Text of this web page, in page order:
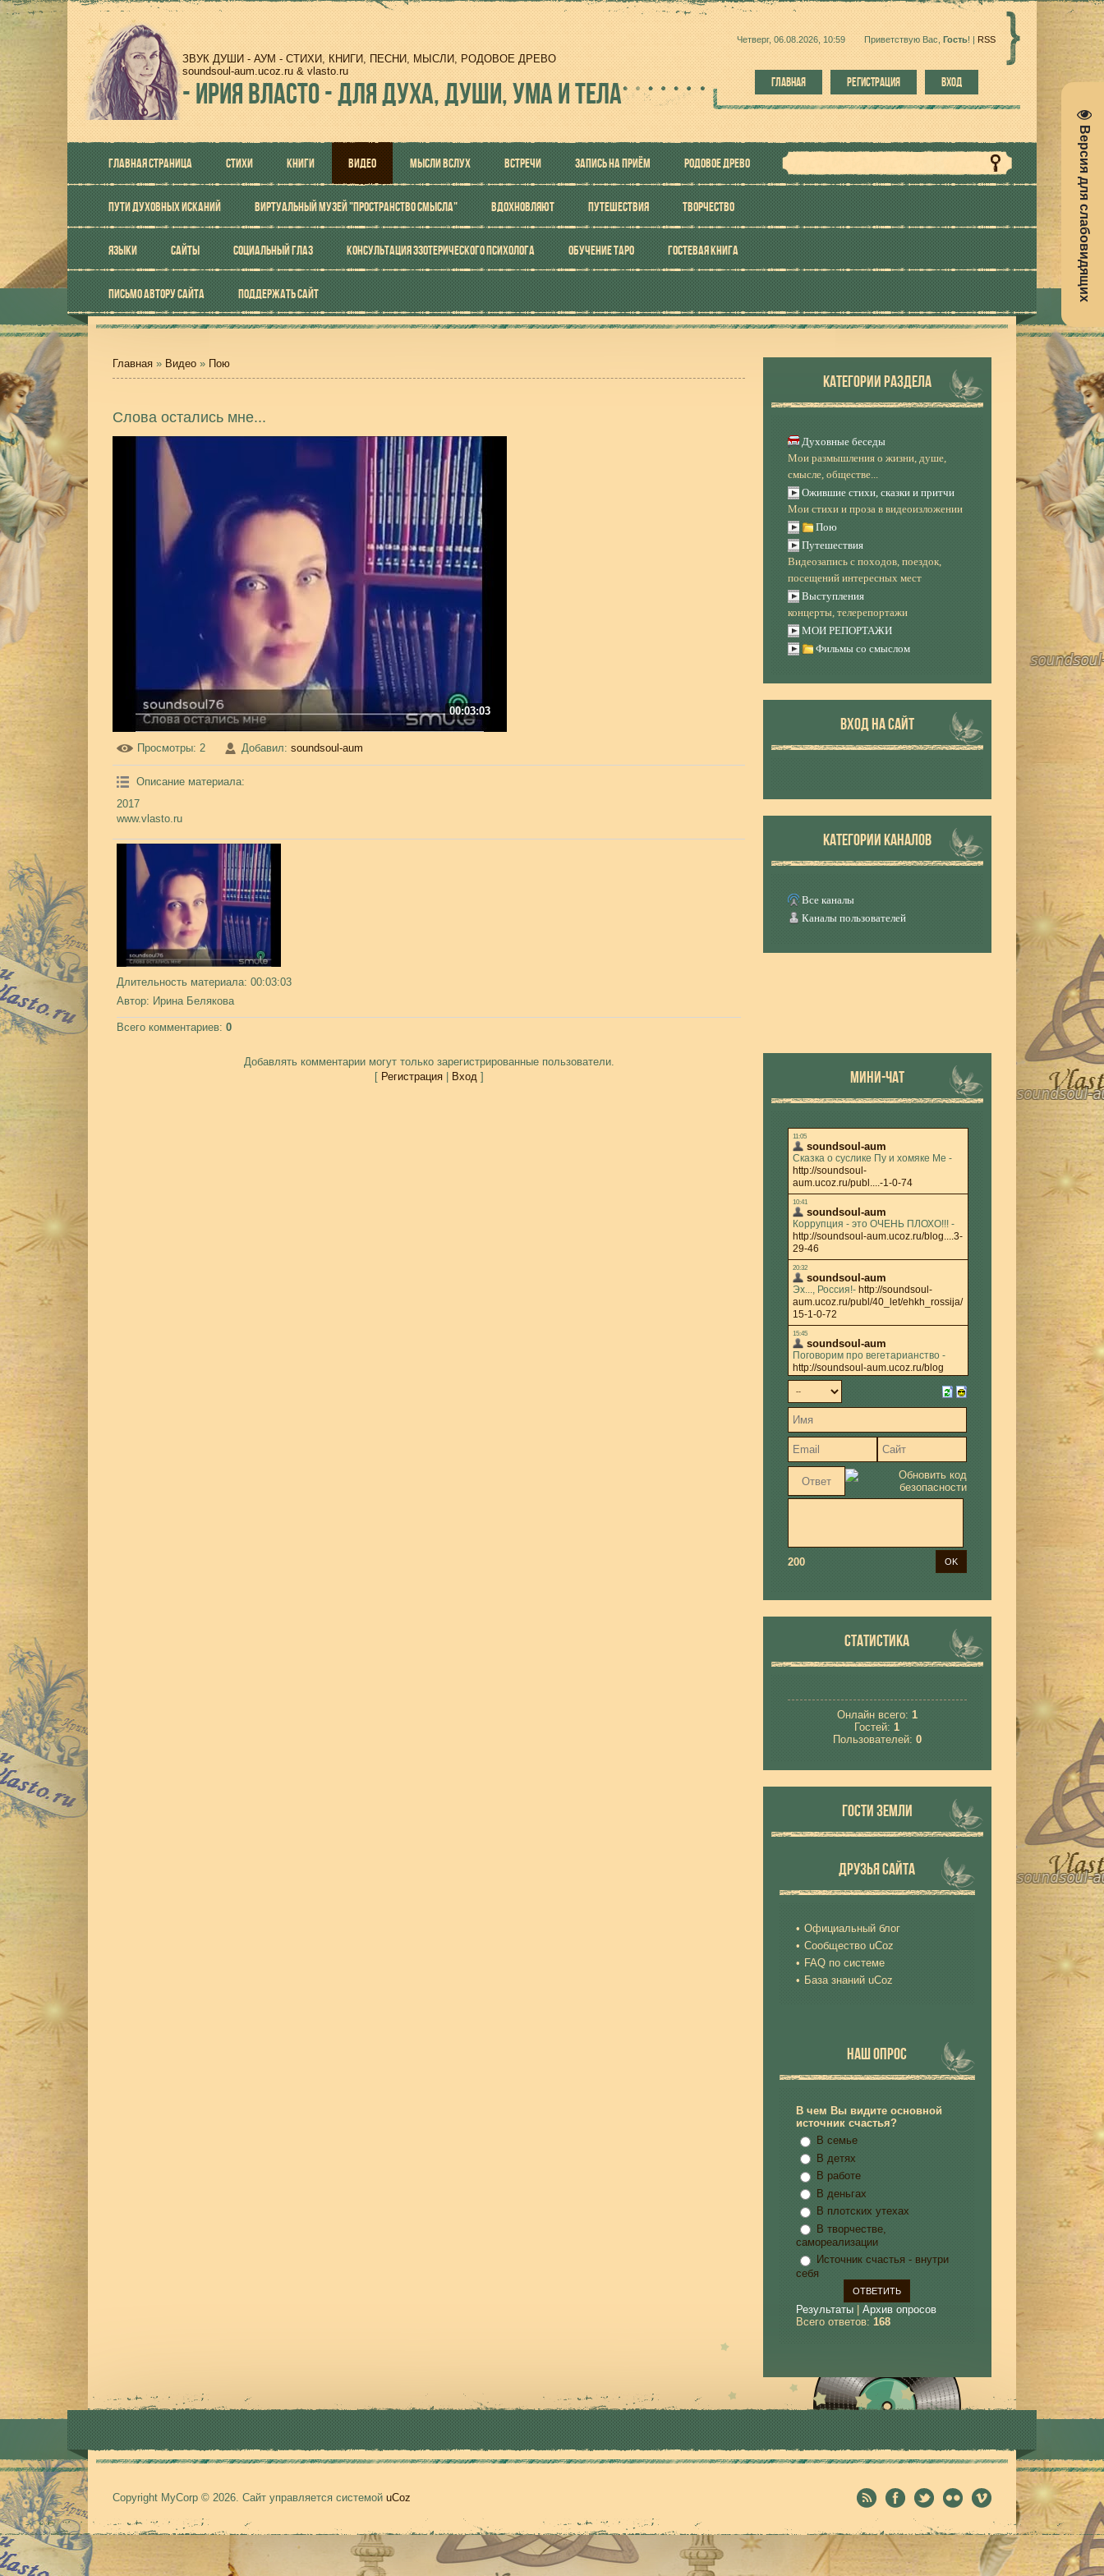
Версия для слабовидящих
ЗВУК ДУШИ - АУМ - СТИХИ, КНИГИ, ПЕСНИ, МЫСЛИ, РОДОВОЕ ДРЕВО
soundsoul-aum.ucoz.ru & vlasto.ru
-ИРИЯ ВЛАСТО - ДЛЯ ДУХА, ДУШИ, УМА И ТЕЛА
Четверг, 06.08.2026, 10:59 Приветствую Вас Гость! | RSS
ГЛАВНАЯ РЕГИСТРАЦИЯ ВХОД
ГЛАВНАЯ СТРАНИЦА СТИХИ КНИГИ ВИДЕО МЫСЛИ ВСЛУХ ВСТРЕЧИ ЗАПИСЬ НА ПРИЁМ РОДОВОЕ ДРЕВО
ПУТИ ДУХОВНЫХ ИСКАНИЙ ВИРТУАЛЬНЫЙ МУЗЕЙ "ПРОСТРАНСТВО СМЫСЛА" ВДОХНОВЛЯЮТ ПУТЕШЕСТВИЯ ТВОРЧЕСТВО
ЯЗЫКИ САЙТЫ СОЦИАЛЬНЫЙ ГЛАЗ КОНСУЛЬТАЦИЯ ЭЗОТЕРИЧЕСКОГО ПСИХОЛОГА ОБУЧЕНИЕ ТАРО ГОСТЕВАЯ КНИГА
ПИСЬМО АВТОРУ САЙТА ПОДДЕРЖАТЬ САЙТ
Главная » Видео » Пою
Слова остались мне...
00:03:03
Просмотры: 2 Добавил: soundsoul-aum
Описание материала:
2017
www.vlasto.ru
Длительность материала: 00:03:03
Автор: Ирина Белякова
Всего комментариев: 0
Добавлять комментарии могут только зарегистрированные пользователи.
[ Регистрация| Вход]
КАТЕГОРИИ РАЗДЕЛА
Духовные беседы
Мои размышления о жизни, душе,
смысле, обществе...
Ожившие стихи, сказки и притчи
Мои стихи и проза в видеоизложении
Пою
Путешествия
Видеозапись с походов, поездок,
посещений интересных мест
Выступления
концерты, телерепортажи
МОИ РЕПОРТАЖИ
Фильмы со смыслом
ВХОД НА САЙТ
КАТЕГОРИИ КАНАЛОВ
Все каналы
Каналы пользователей
МИНИ-ЧАТ
200
СТАТИСТИКА
Онлайн всего: 1
Гостей:1
Пользователей: 0
ГОСТИ ЗЕМЛИ
ДРУЗЬЯ САЙТА
Официальный блог
Сообщество uCoz
FAQ по системе
База знаний uCoz
НАШ ОПРОС
В чем Вы видите основной
источник счастья?
В семье
В детях
В работе
В деньгах
В плотских утехах
В творчестве,
самореализации
Источник счастья - внутри
себя
Результаты| Архив опросов
Всего ответов: 168
Copyright MyCorp © 2026. Сайт управляется системой uCoz